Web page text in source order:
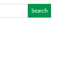
Search